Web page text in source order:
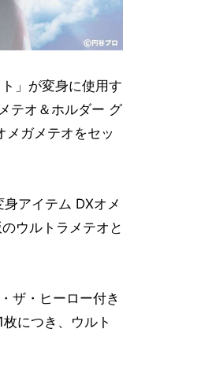
」が変身に使用す
テオ＆ホルダー グ
メガメテオをセッ
アイテム DXオメ
ウルトラメテオと
ザ・ヒーロー付き
につき、ウルト